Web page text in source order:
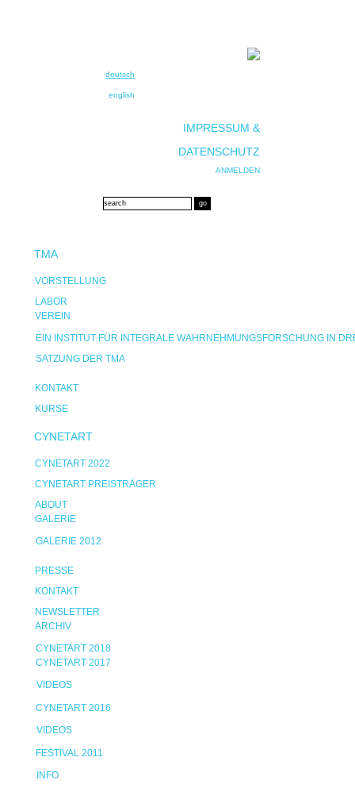
deutsch
english
IMPRESSUM &
DATENSCHUTZ
ANMELDEN
TMA
VORSTELLUNG
LABOR
VEREIN
EIN INSTITUT FÜR INTEGRALE WAHRNEHMUNGSFORSCHUNG IN
SATZUNG DER TMA
KONTAKT
KURSE
CYNETART
CYNETART 2022
CYNETART PREISTRÄGER
ABOUT
GALERIE
GALERIE 2012
PRESSE
KONTAKT
NEWSLETTER
ARCHIV
CYNETART 2018
CYNETART 2017
VIDEOS
CYNETART 2016
VIDEOS
FESTIVAL 2011
INFO